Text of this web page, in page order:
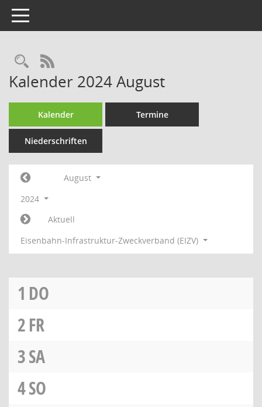
Toggle navigation
Rechercheauswahl
RSS-Feed
Kalender 2024 August
Kalender Termine
Niederschriften
August
2024
Aktuell
Eisenbahn-Infrastruktur-Zweckverband (EIZV)
1 DO
2FR
3SA
4SO